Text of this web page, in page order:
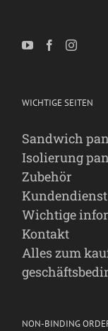
WICHTIGE SEITEN
Sandwich
Isolierung
Zubehör
Kundendienst
Wichtige
Kontakt
Alles zum
NON-BINDING